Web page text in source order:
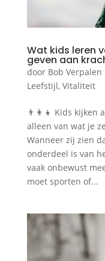
Wat kids leren
geven aan
door Bob Verpalen
Leefstijl, Vitaliteit
👨‍👩‍👧 Kids
alleen van wat je
Wanneer zij zien
onderdeel is van
vaak onbewust
moet sporten of...